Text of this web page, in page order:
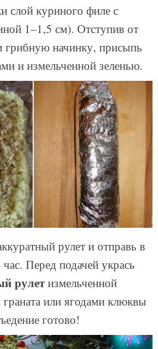
слой куриного филе с
1–1,5 см). Отступив от
грибную начинку, присыпь
и измельченной зеленью.
рулет и отправь в
Перед подачей укрась
рулетизмельченной
или ягодами клюквы
готово!